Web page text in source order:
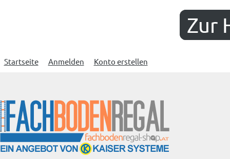
Zur
Startseite Anmelden Konto erstellen